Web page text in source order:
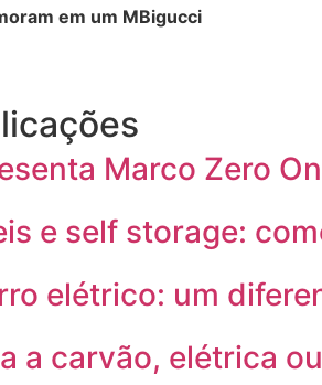
em um MBigucci
Marco Zero
e self storage:
elétrico: um
a carvão, elétrica